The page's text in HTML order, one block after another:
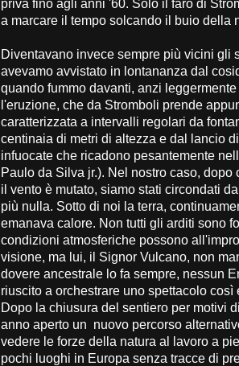
priva fino agli anni '60. Solo il faro di
a marcare il tempo solcando il buio della
Diventavano invece sempre più vicini gli
avevamo avvistato in lontananza dal
quando fummo davanti, anzi
l'eruzione, che da Stromboli prende
caratterizzata a intervalli regolari da
centinaia di metri di altezza e dal lancio
infuocate che ricadono pesantemente
Paulo da Silva jr.). Nel nostro caso,
il vento è mutato, siamo stati circondati
più nulla. Sotto di noi la terra,
emanava calore. Non tutti gli arditi sono
condizioni atmosferiche possono
visione, ma lui, il Signor Vulcano, non
dovere ancestrale lo fa sempre, nessun
riuscito a orchestrare uno spettacolo
Dopo la chiusura del sentiero per motivi
anno aperto un nuovo percorso
vedere le forze della natura al lavoro a
pochi luoghi in Europa senza tracce di